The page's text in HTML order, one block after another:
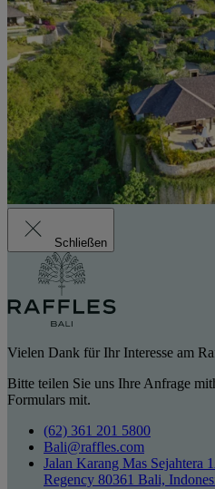
Schließen
Vielen Dank für Ihr Interesse am
Bitte teilen Sie uns Ihre Anfrage
Formulars mit.
(62) 361 201 5800
Bali@raffles.com
Jalan Karang Mas Sejahtera
Regency 80361 Bali,